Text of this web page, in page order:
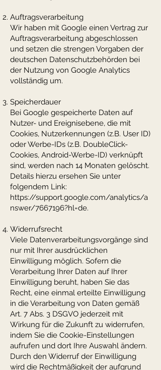
Auftragsverarbeitung
Wir haben mit Google einen Vertrag zur
Auftragsverarbeitung abgeschlossen
und setzen die strengen Vorgaben der
deutschen Datenschutzbehörden bei
der Nutzung von Google Analytics
vollständig um.
Speicherdauer
Bei Google gespeicherte Daten auf
Nutzer- und Ereignisebene, die mit
Cookies, Nutzerkennungen (z.B. User ID)
oder Werbe-IDs (z.B. DoubleClick-
Cookies, Android-Werbe-ID) verknüpft
sind, werden nach 14 Monaten gelöscht.
Details hierzu ersehen Sie unter
folgendem Link:
https://support.google.com/analytics/a
nswer/7667196?hl=de.
Widerrufsrecht
Viele Datenverarbeitungsvorgänge sind
nur mit Ihrer ausdrücklichen
Einwilligung möglich. Sofern die
Verarbeitung Ihrer Daten auf Ihrer
Einwilligung beruht, haben Sie das
Recht, eine einmal erteilte Einwilligung
in die Verarbeitung von Daten gemäß
Art. 7 Abs. 3 DSGVO jederzeit mit
Wirkung für die Zukunft zu widerrufen,
indem Sie die Cookie-Einstellungen
aufrufen und dort Ihre Auswahl ändern.
Durch den Widerruf der Einwilligung
wird die Rechtmäßigkeit der aufgrund